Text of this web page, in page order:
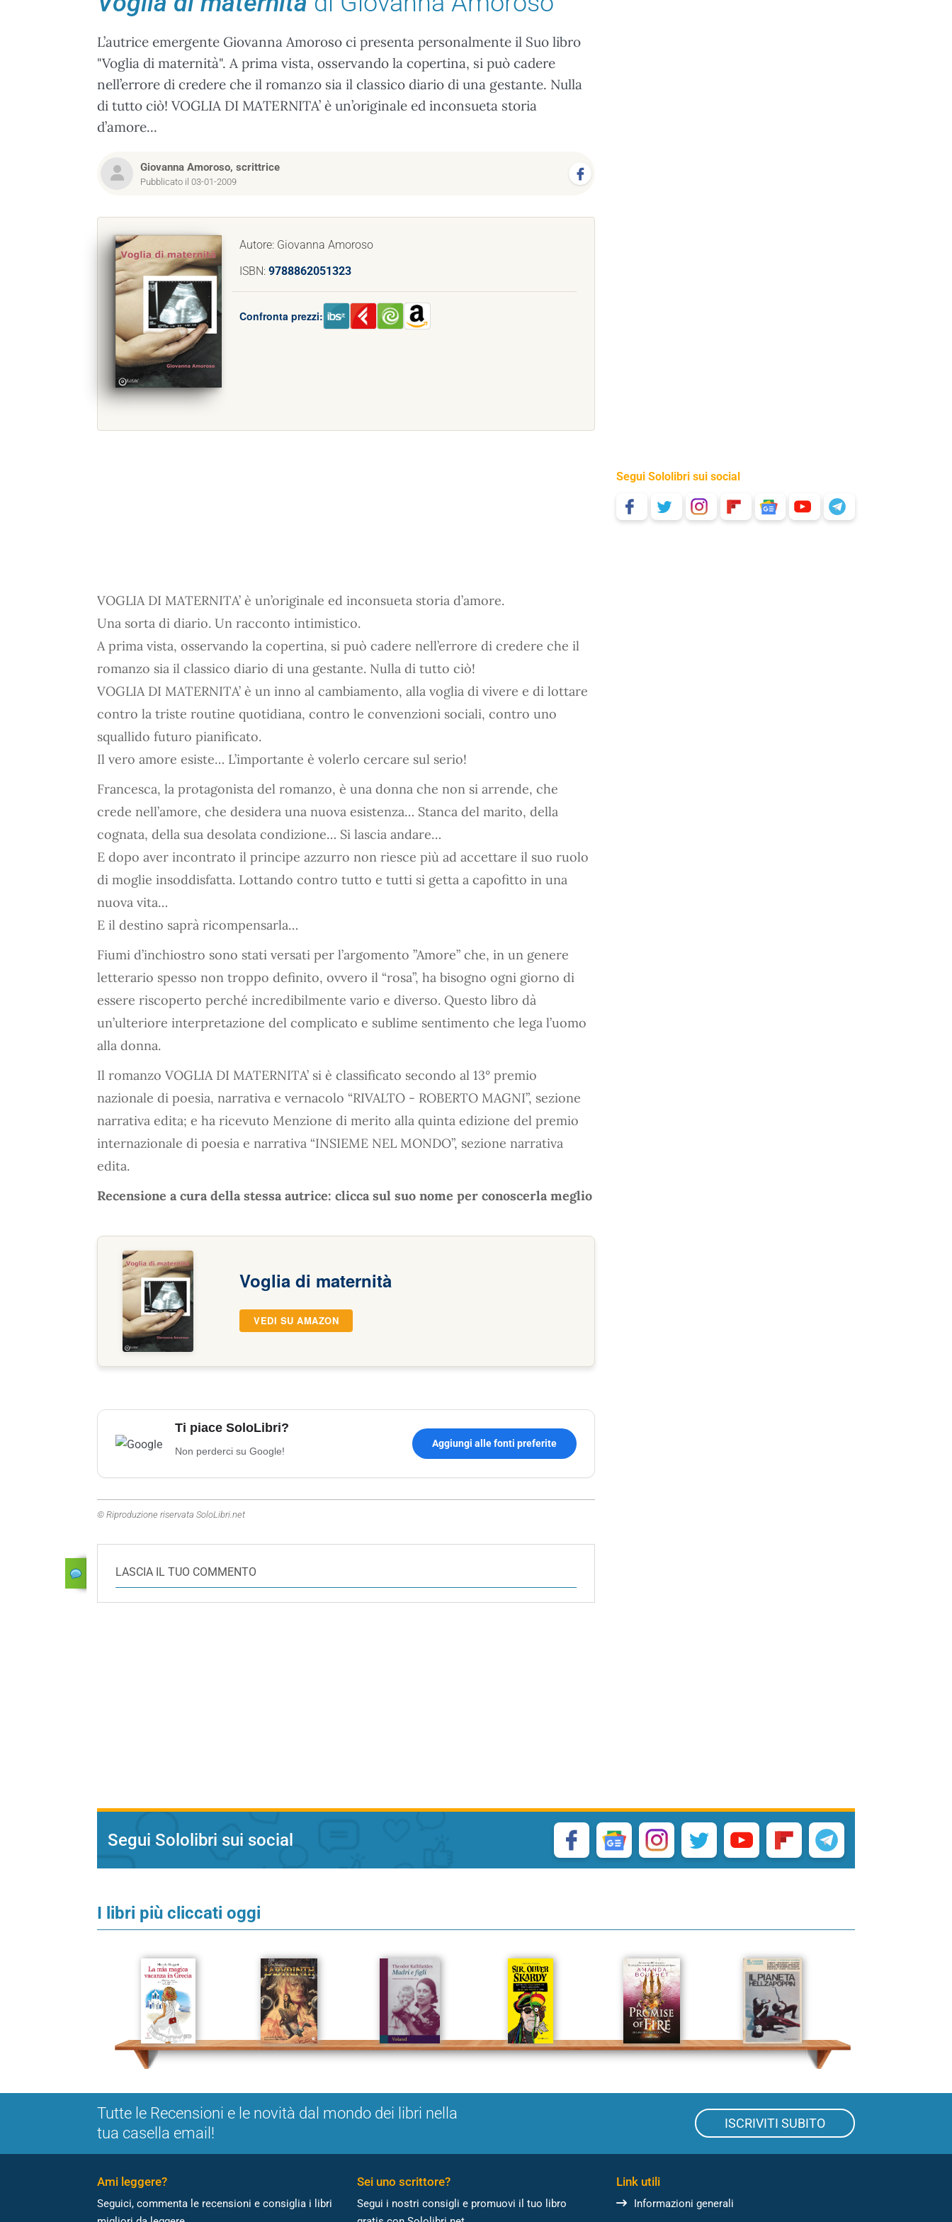
L’autrice emergente Giovanna Amoroso ci presenta personalmente il Suo libro
"Voglia di maternità". A prima vista, osservando la copertina, si può cadere
nell’errore di credere che il romanzo sia il classico diario di una gestante. Nulla
di tutto ciò! VOGLIA DI MATERNITA’ è un’originale ed inconsueta storia
d’amore...
Giovanna Amoroso, scrittrice
Pubblicato il 03-01-2009
Autore: Giovanna Amoroso
ISBN: 9788862051323
Confronta prezzi:
VOGLIA DI MATERNITA’ è un’originale ed inconsueta storia d’amore.
Una sorta di diario. Un racconto intimistico.
A prima vista, osservando la copertina, si può cadere nell’errore di credere che il
romanzo sia il classico diario di una gestante. Nulla di tutto ciò!
VOGLIA DI MATERNITA’ è un inno al cambiamento, alla voglia di vivere e di lottare
contro la triste routine quotidiana, contro le convenzioni sociali, contro uno
squallido futuro pianificato.
Il vero amore esiste… L’importante è volerlo cercare sul serio!
Francesca, la protagonista del romanzo, è una donna che non si arrende, che
crede nell’amore, che desidera una nuova esistenza… Stanca del marito, della
cognata, della sua desolata condizione… Si lascia andare…
E dopo aver incontrato il principe azzurro non riesce più ad accettare il suo ruolo
di moglie insoddisfatta. Lottando contro tutto e tutti si getta a capofitto in una
nuova vita…
E il destino saprà ricompensarla…
Fiumi d’inchiostro sono stati versati per l’argomento ”Amore” che, in un genere
letterario spesso non troppo definito, ovvero il “rosa”, ha bisogno ogni giorno di
essere riscoperto perché incredibilmente vario e diverso. Questo libro dà
un’ulteriore interpretazione del complicato e sublime sentimento che lega l’uomo
alla donna.
Il romanzo VOGLIA DI MATERNITA’ si è classificato secondo al 13° premio
nazionale di poesia, narrativa e vernacolo “RIVALTO - ROBERTO MAGNI”, sezione
narrativa edita; e ha ricevuto Menzione di merito alla quinta edizione del premio
internazionale di poesia e narrativa “INSIEME NEL MONDO”, sezione narrativa
edita.
Recensione a cura della stessa autrice: clicca sul suo nome per conoscerla meglio
Voglia di maternità
VEDI SU AMAZON
Ti piace SoloLibri?
Non perderci su Google!
Aggiungi alle fonti preferite
© Riproduzione riservata SoloLibri.net
LASCIA IL TUO COMMENTO
Segui Sololibri sui social
Segui Sololibri sui social
I libri più cliccati oggi
Tutte le Recensioni e le novità dal mondo dei libri nella
tua casella email!
ISCRIVITI SUBITO
Ami leggere?
Seguici, commenta le recensioni e consiglia i libri
Sei uno scrittore?
Segui i nostri consigli e promuovi il tuo libro
Link utili
Informazioni generali